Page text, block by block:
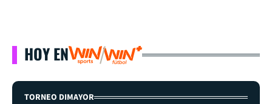
HOY EN
TORNEO DIMAYOR